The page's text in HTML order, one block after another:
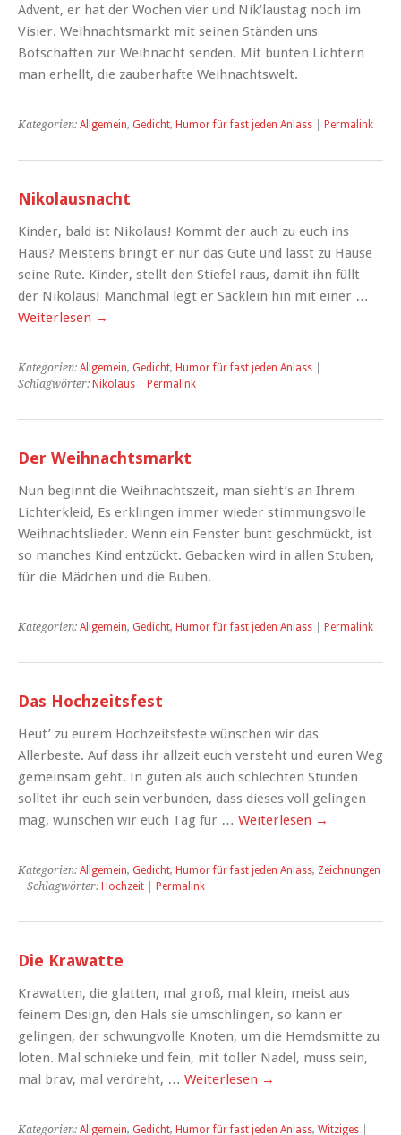
Advent, er hat der Wochen vier und Nik’laustag noch im
Visier. Weihnachtsmarkt mit seinen Ständen uns
Botschaften zur Weihnacht senden. Mit bunten Lichtern
man erhellt, die zauberhafte Weihnachtswelt.
Kategorien: Allgemein, Gedicht, Humor für fast jeden Anlass Permalink
Nikolausnacht
Kinder, bald ist Nikolaus! Kommt der auch zu euch ins
Haus? Meistens bringt er nur das Gute und lässt zu Hause
seine Rute. Kinder, stellt den Stiefel raus, damit ihn füllt
der Nikolaus! Manchmal legt er Säcklein hin mit einer …
Weiterlesen →
Kategorien: Allgemein, Gedicht, Humor für fast jeden Anlass
Schlagwörter: Nikolaus Permalink
Der Weihnachtsmarkt
Nun beginnt die Weihnachtszeit, man sieht’s an Ihrem
Lichterkleid, Es erklingen immer wieder stimmungsvolle
Weihnachtslieder. Wenn ein Fenster bunt geschmückt, ist
so manches Kind entzückt. Gebacken wird in allen Stuben,
für die Mädchen und die Buben.
Kategorien: Allgemein, Gedicht, Humor für fast jeden Anlass Permalink
Das Hochzeitsfest
Heut’ zu eurem Hochzeitsfeste wünschen wir das
Allerbeste. Auf dass ihr allzeit euch versteht und euren Weg
gemeinsam geht. In guten als auch schlechten Stunden
solltet ihr euch sein verbunden, dass dieses voll gelingen
mag, wünschen wir euch Tag für … Weiterlesen →
Kategorien: Allgemein, Gedicht, Humor für fast jeden Anlass, Zeichnungen
| Schlagwörter: Hochzeit Permalink
Die Krawatte
Krawatten, die glatten, mal groß, mal klein, meist aus
feinem Design, den Hals sie umschlingen, so kann er
gelingen, der schwungvolle Knoten, um die Hemdsmitte zu
loten. Mal schnieke und fein, mit toller Nadel, muss sein,
mal brav, mal verdreht, … Weiterlesen →
Kategorien: Allgemein, Gedicht, Humor für fast jeden Anlass, Witziges